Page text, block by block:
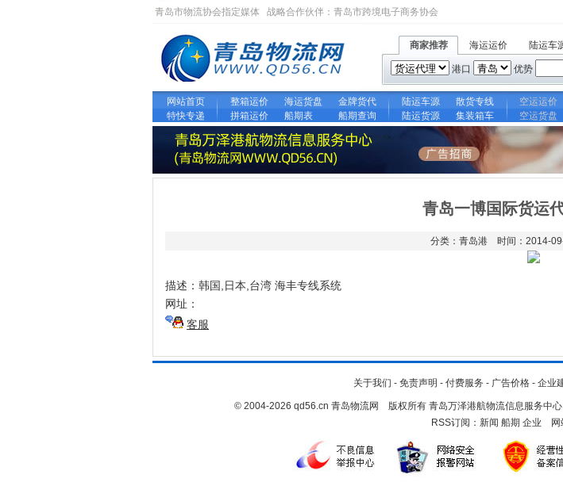
青岛市物流协会指定媒体 战略合作伙伴： 青岛市跨境电子商务协会
商家推荐 海运运价 陆运车
港口 优势
网站首页 整箱运价 海运货盘 金牌货代 陆运车源 散货专线 空运运价
特快专递
拼箱运价 船期表 船期查询 陆运货源 集装箱车 空运货盘
青岛一博国际货运
分类：青岛港 时间：2014-
描述：韩国,日本,台湾 海丰专线系统
网址：
客服
关于我们 - 免责声明 - 付费服务 - 广告价格 - 企业
© 2004-2026 qd56.cn 青岛物流网 版权所有 青岛万泽港航物流信息服务中心
RSS订阅： 新闻 船期 企业